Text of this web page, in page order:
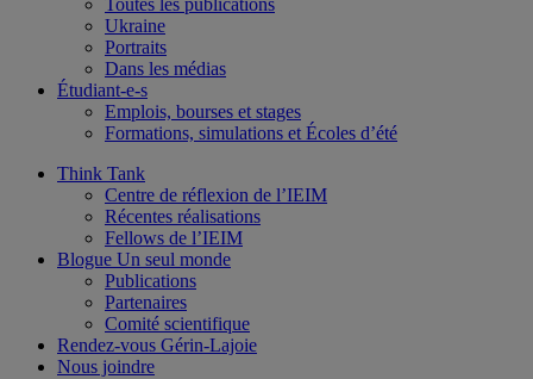
Toutes les publications
Ukraine
Portraits
Dans les médias
Étudiant-e-s
Emplois, bourses et stages
Formations, simulations et Écoles d’été
Think Tank
Centre de réflexion de l’IEIM
Récentes réalisations
Fellows de l’IEIM
Blogue Un seul monde
Publications
Partenaires
Comité scientifique
Rendez-vous Gérin-Lajoie
Nous joindre